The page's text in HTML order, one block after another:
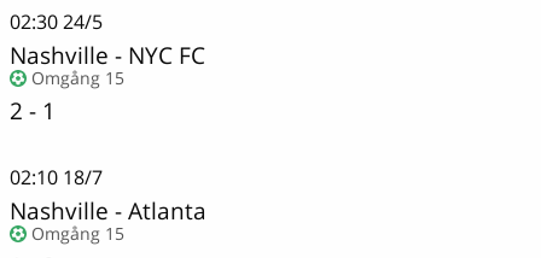
02:3024/5
Nashville - NYC FC
Omgång 15
2 - 1
02:10 18/7
Nashville -Atlanta
Omgång 15